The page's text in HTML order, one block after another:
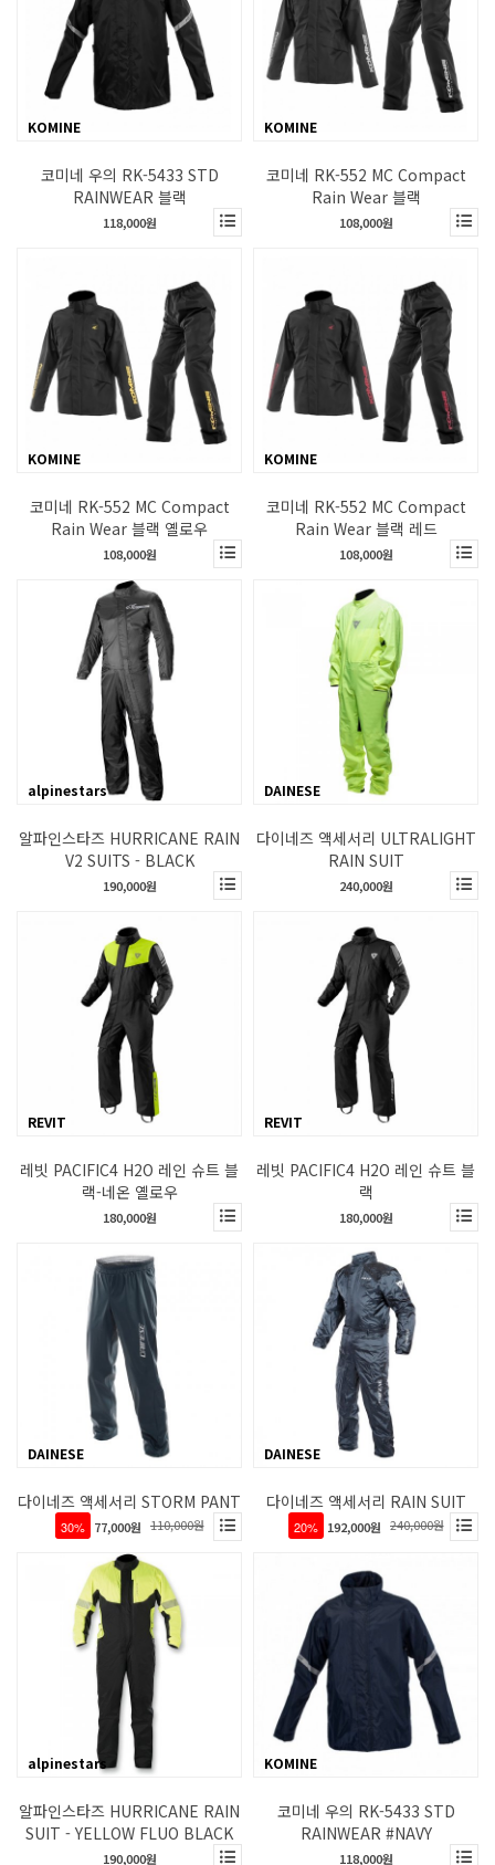
KOMINE
코미네 우의 RK-5433 STD
RAINWEAR 블랙
118,000원
KOMINE
코미네 RK-552 MC Compact
Rain Wear 블랙
108,000원
KOMINE
코미네 RK-552 MC Compact
Rain Wear 블랙 옐로우
108,000원
KOMINE
코미네 RK-552 MC Compact
Rain Wear 블랙 레드
108,000원
alpinestars
알파인스타즈 HURRICANE RAIN
V2 SUITS - BLACK
190,000원
DAINESE
다이네즈 액세서리 ULTRALIGHT
RAIN SUIT
240,000원
REVIT
레빗 PACIFIC4 H2O 레인 슈트 블
랙-네온 옐로우
180,000원
REVIT
레빗 PACIFIC4 H2O 레인 슈트 블
랙
180,000원
DAINESE
다이네즈 액세서리 STORM PANT
30% 77,000원 110,000원
DAINESE
다이네즈 액세서리 RAIN SUIT
20% 192,000원 240,000원
alpinestars
알파인스타즈 HURRICANE RAIN
SUIT - YELLOW FLUO BLACK
190,000원
KOMINE
코미네 우의 RK-5433 STD
RAINWEAR #NAVY
118,000원